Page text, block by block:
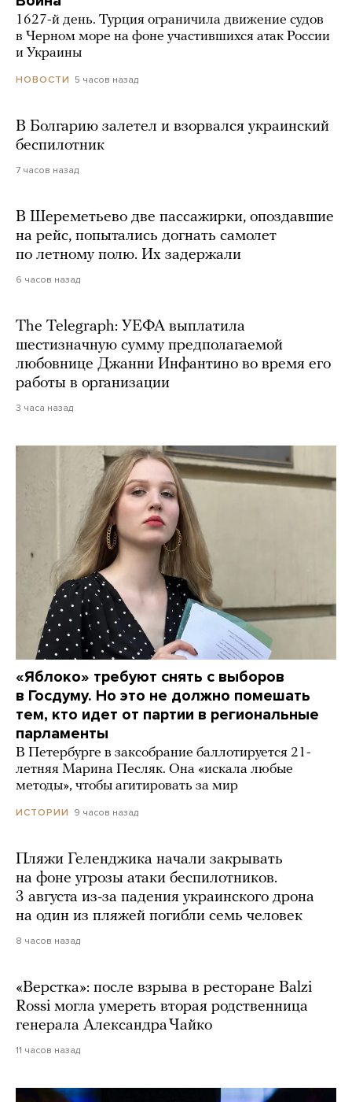
1627-й день. Турция ограничила движение судов
в Черном море на фоне участившихся атак России
и Украины
НОВОСТИ 5 часов назад
В Болгарию залетел и взорвался украинский
беспилотник
7 часов назад
В Шереметьево две пассажирки, опоздавшие
на рейс, попытались догнать самолет
по летному полю. Их задержали
6 часов назад
The Telegraph: УЕФА выплатила
шестизначную сумму предполагаемой
любовнице Джанни Инфантино во время его
работы в организации
3 часа назад
«Яблоко» требуют снять с выборов
в Госдуму. Но это не должно помешать
тем, кто идет от партии в региональные
парламенты
В Петербурге в заксобрание баллотируется 21-
летняя Марина Песляк. Она «искала любые
методы», чтобы агитировать за мир
ИСТОРИИ 9 часов назад
Пляжи Геленджика начали закрывать
на фоне угрозы атаки беспилотников.
3 августа из-за падения украинского дрона
на один из пляжей погибли семь человек
8 часов назад
«Верстка»: после взрыва в ресторане Balzi
Rossi могла умереть вторая родственница
генерала Александра Чайко
11 часов назад